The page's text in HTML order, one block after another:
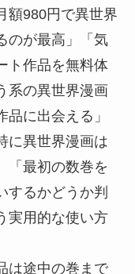
額980円で異世界
のが最高」「気
ト作品を無料体
系の異世界漫画
に出会える」
に異世界漫画は
「最初の数巻を
するかどうか判
実用的な使い方
は途中の巻まで